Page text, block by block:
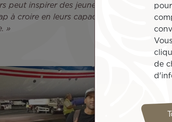
peut inspirer des jeunes ou des
à croire en leurs capacités, alors ce sera
»
de